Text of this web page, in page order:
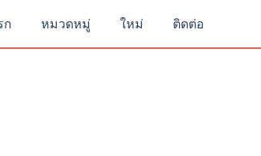
ก หมวดหมู่ ใหม่ ติดต่อ